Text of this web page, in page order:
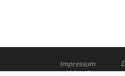
Impressum
@2021 - Dagmar